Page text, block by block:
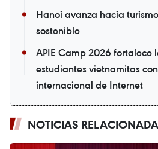
Hanoi avanza hacia
sostenible
APIE Camp 2026 fortalece
estudiantes vietnamitas
internacional de Internet
NOTICIAS